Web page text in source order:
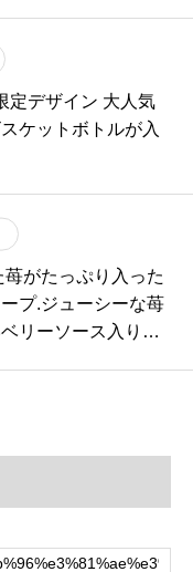
定デザイン 大人気
ケットボトルが入
苺がたっぷり入った
プ.ジューシーな苺
リーソース入りの
HÅUS営業時間》